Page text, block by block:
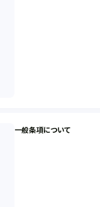
一般条項について